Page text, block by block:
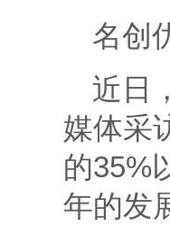
名创
近日
媒体采
的35%
年的发